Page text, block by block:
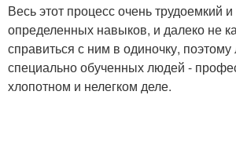
Весь этот процесс очень трудоемкий и
определенных навыков, и далеко не
справиться с ним в одиночку,
специально обученных людей -
хлопотном и нелегком деле.